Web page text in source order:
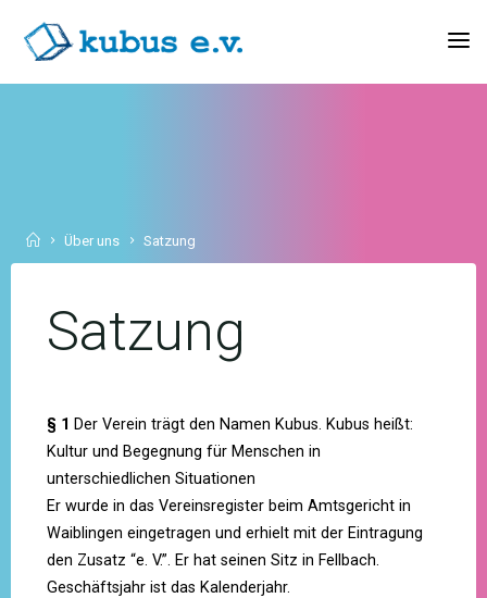
content
HomeÜber uns Satzung
Satzung
§ 1 Der Verein trägt den Namen Kubus. Kubus heißt:
Kultur und Begegnung für Menschen in
unterschiedlichen Situationen
Er wurde in das Vereinsregister beim Amtsgericht in
Waiblingen eingetragen und erhielt mit der Eintragung
den Zusatz “e. V.”. Er hat seinen Sitz in Fellbach.
Geschäftsjahr ist das Kalenderjahr.